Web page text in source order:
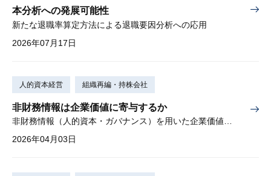
本分析への発展可能性
新たな退職率算定方法による退職要因分析への応用
2026年07月17日
人的資本経営 組織再編・持株会社
非財務情報は企業価値に寄与するか
非財務情報（人的資本・ガバナンス）を用いた企業価値への影響に係る定量的検証
2026年04月03日